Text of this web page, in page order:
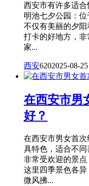
西安市有许多适
明池七夕公园：
不仅有美丽的夕
打卡的好地方，
家...
西安6202025-08-25
在西安市男
好？
在西安市男女首
具特色，适合不
非常受欢迎的景点
这里四季景色各异
微风拂...